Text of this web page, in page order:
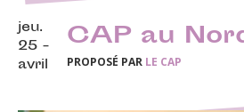
jeu.
25 -
avril
CAP au
PROPOSÉ PAR LE CAP